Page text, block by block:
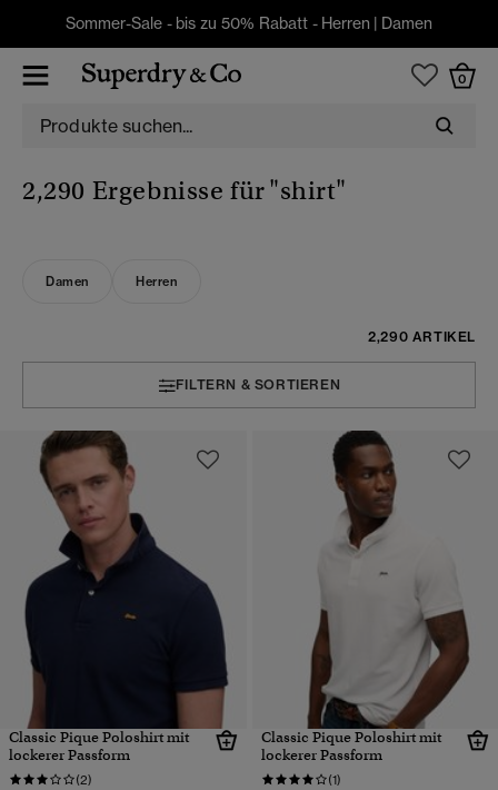
Sommer-Sale - bis zu 50% Rabatt - Herren | Damen
0
2,290 Ergebnisse für"shirt"
Damen Herren
2,290 ARTIKEL
FILTERN & SORTIEREN
Classic Pique Poloshirt mit
lockerer Passform
(2)
Classic Pique Poloshirt mit
lockerer Passform
(1)